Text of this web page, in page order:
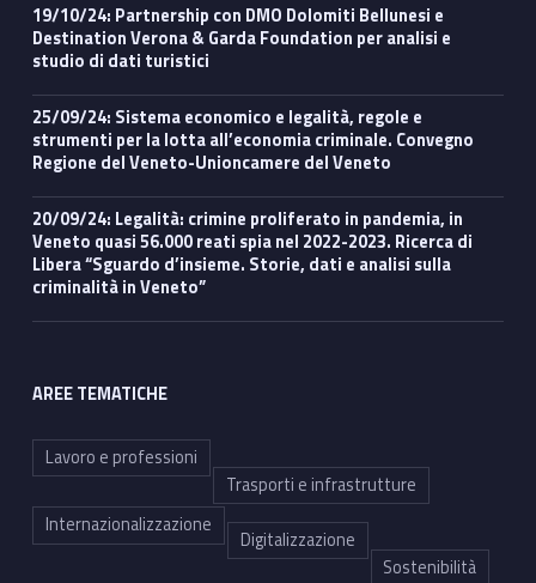
19/10/24: Partnership con DMO Dolomiti Bellunesi e
Destination Verona & Garda Foundation per analisi e
studio di dati turistici
25/09/24: Sistema economico e legalità, regole e
strumenti per la lotta all’economia criminale. Convegno
Regione del Veneto-Unioncamere del Veneto
20/09/24: Legalità: crimine proliferato in pandemia, in
Veneto quasi 56.000 reati spia nel 2022-2023. Ricerca di
Libera “Sguardo d’insieme. Storie, dati e analisi sulla
criminalità in Veneto”
AREE TEMATICHE
Lavoro e professioni
Trasporti e infrastrutture
Internazionalizzazione
Digitalizzazione
Sostenibilità